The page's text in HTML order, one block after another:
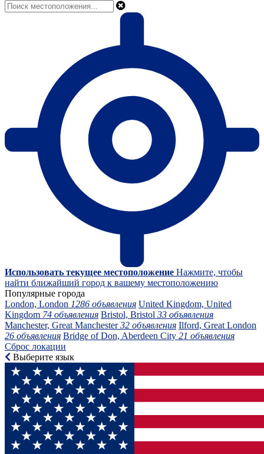
Использовать текущее местоположение Нажмите, чтобы
найти ближайший город к вашему местоположению
Популярные города
London, London 1286 объявления United Kingdom, United
Kingdom 74 объявления Bristol, Bristol 33 объявления
Manchester, Great Manchester32 объявления Ilford, Great London
26 объявления Bridge of Don, Aberdeen City 21 объявления
Сброс локации
Выберите язык